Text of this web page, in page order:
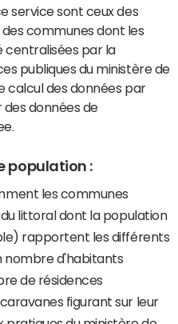
service sont ceux des
communes dont les
par la
publiques du ministère de
calcul des données par
données de
population :
les communes
littoral dont la population
rapportent les différents
nombre d'habitants
de résidences
figurant sur leur